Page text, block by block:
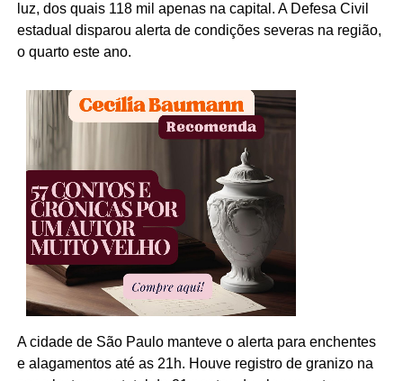
luz, dos quais 118 mil apenas na capital. A Defesa Civil
estadual disparou alerta de condições severas na região,
o quarto este ano.
A cidade de São Paulo manteve o alerta para enchentes
e alagamentos até as 21h. Houve registro de granizo na